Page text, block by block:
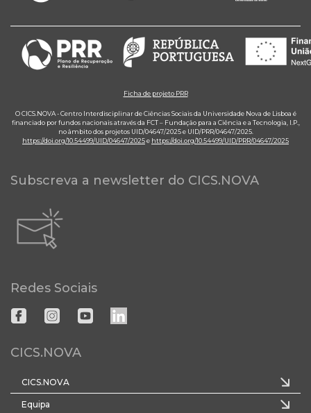
Ficha de projeto PRR
O CICS.NOVA - Centro Interdisciplinar de Ciências Sociais da Universidade Nova de Lisboa é
financiado por fundos nacionais através da FCT – Fundação para a Ciência e a Tecnologia, I.P.,
no âmbito dos projetos UID/04647/2025 e UID/PRR/04647/2025.
https://doi.org/10.54499/UID/04647/2025e https://doi.org/10.54499/UID/PRR/04647/2025
Subscreva a newsletter do CICS.NOVA
Redes Sociais
CICS.NOVA
CICS.NOVA
Equipa